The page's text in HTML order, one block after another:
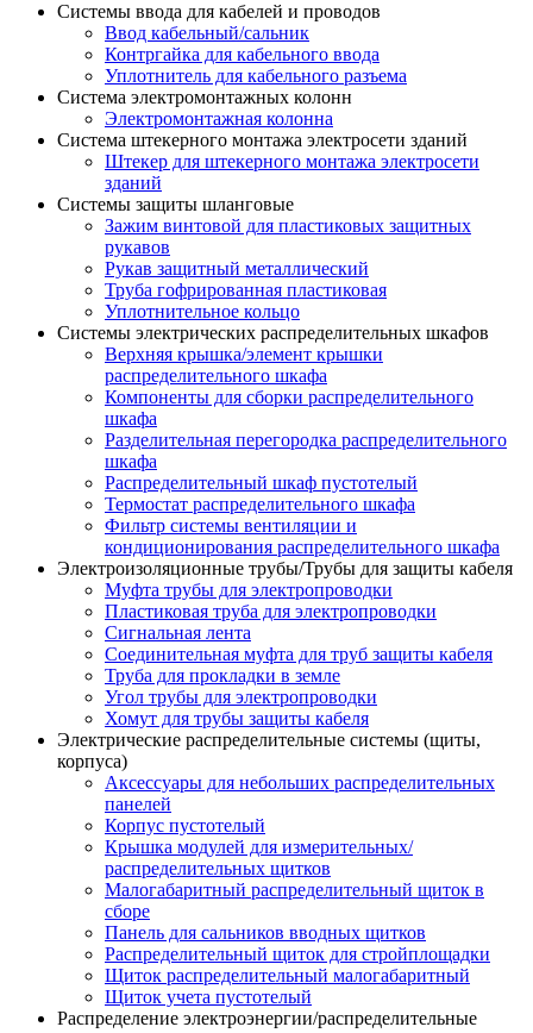
Системы ввода для кабелей и проводов
Ввод кабельный/сальник
Контргайка для кабельного ввода
Уплотнитель для кабельного разъема
Система электромонтажных колонн
Электромонтажная колонна
Система штекерного монтажа электросети зданий
Штекер для штекерного монтажа электросети
зданий
Системы защиты шланговые
Зажим винтовой для пластиковых защитных
рукавов
Рукав защитный металлический
Труба гофрированная пластиковая
Уплотнительное кольцо
Системы электрических распределительных шкафов
Верхняя крышка/элемент крышки
распределительного шкафа
Компоненты для сборки распределительного
шкафа
Разделительная перегородка распределительного
шкафа
Распределительный шкаф пустотелый
Термостат распределительного шкафа
Фильтр системы вентиляции и
кондиционирования распределительного шкафа
Электроизоляционные трубы/Трубы для защиты кабеля
Муфта трубы для электропроводки
Пластиковая труба для электропроводки
Сигнальная лента
Соединительная муфта для труб защиты кабеля
Труба для прокладки в земле
Угол трубы для электропроводки
Хомут для трубы защиты кабеля
Электрические распределительные системы (щиты,
корпуса)
Аксессуары для небольших распределительных
панелей
Корпус пустотелый
Крышка модулей для измерительных/
распределительных щитков
Малогабаритный распределительный щиток в
сборе
Панель для сальников вводных щитков
Распределительный щиток для стройплощадки
Щиток распределительный малогабаритный
Щиток учета пустотелый
Распределение электроэнергии/распределительные